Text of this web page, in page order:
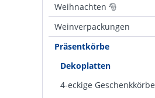
Weihnachten 🎅
Weinverpackungen
Präsentkörbe
Dekoplatten
4-eckige Geschenkkörbe